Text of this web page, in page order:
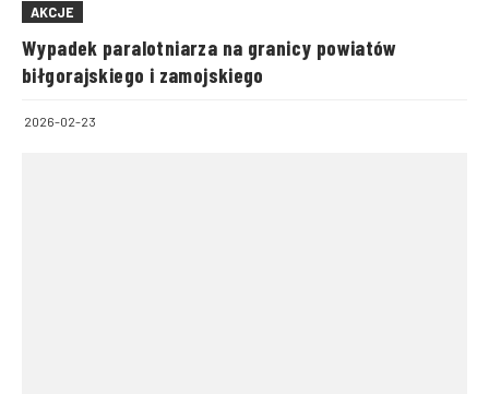
AKCJE
Wypadek paralotniarza na granicy powiatów
biłgorajskiego i zamojskiego
2026-02-23